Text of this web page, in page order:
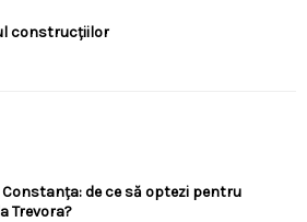
construcțiilor
Constanța: de ce să optezi pentru
Trevora?